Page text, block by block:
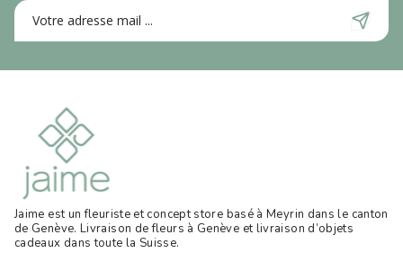
Jaime est un fleuriste et concept store basé à Meyrin dans le canton
de Genève. Livraison de fleurs à Genève et livraison d’objets
cadeaux dans toute la Suisse.